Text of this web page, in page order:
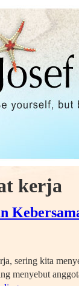
kerja
kita
menyebut